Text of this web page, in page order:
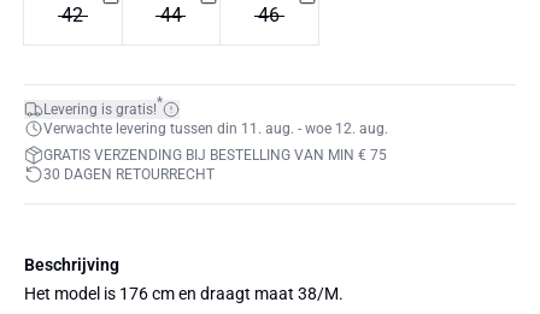
42 44 46
Levering is gratis!*
Verwachte levering tussen din 11. aug. - woe 12. aug.
GRATIS VERZENDING BIJ BESTELLING VAN MIN € 75
30 DAGEN RETOURRECHT
Beschrijving
Het model is 176 cm en draagt maat 38/M.